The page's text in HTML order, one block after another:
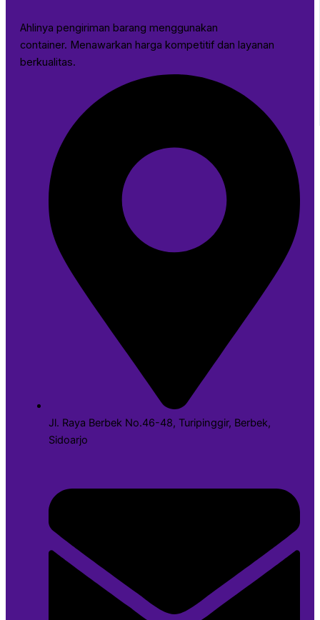
Ahlinya pengiriman barang menggunakan
container. Menawarkan harga kompetitif dan layanan
berkualitas.
Jl. Raya Berbek No.46-48, Turipinggir, Berbek,
Sidoarjo